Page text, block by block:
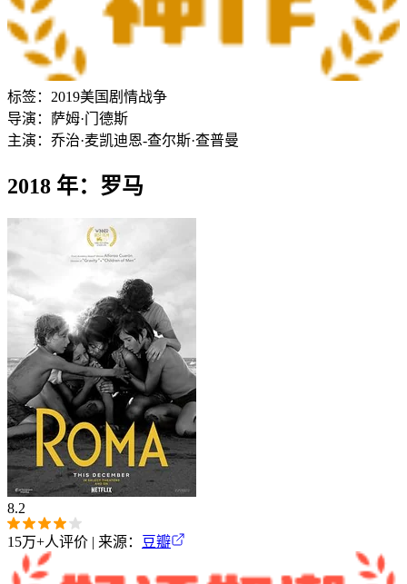
标签： 2019美国 剧情战争
导演： 萨姆·门德斯
主演： 乔治·麦凯迪恩-查尔斯·查普曼
2018 年：罗马
8.2
15万+人评价 | 来源： 豆瓣